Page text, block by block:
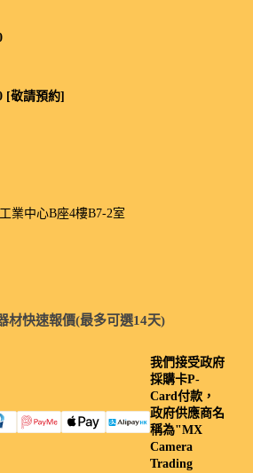
[敬請預約]
業中心B座4樓B7-2室
材快速報價(最多可選14天)
我們接受政府
採購卡P-
Card付款，
政府供應商名
稱為"MX
Camera
Trading